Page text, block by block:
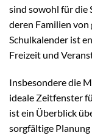
sind sowohl für die
deren Familien
Schulkalender ist
Freizeit und
Insbesondere die
ideale Zeitfenster
ist ein Überblick
sorgfältige